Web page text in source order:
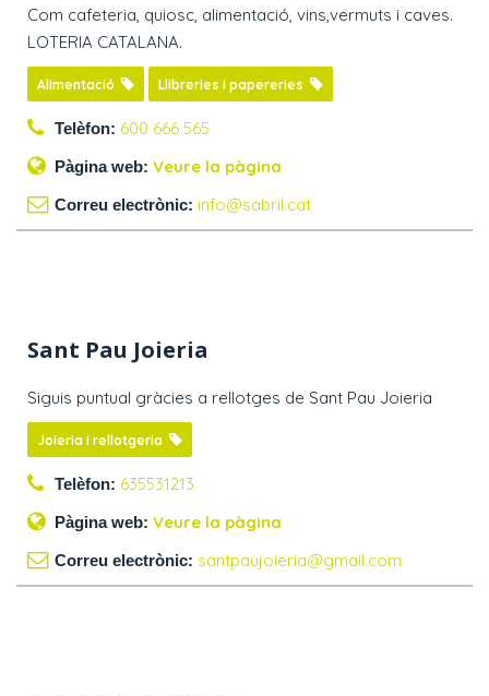
Com cafeteria, quiosc, alimentació, vins,vermuts i caves.
LOTERIA CATALANA.
Alimentació Llibreries i papereries
Telèfon: 600 666 565
Pàgina web: Veure la pàgina
Correu electrònic: info@sabril.cat
Sant Pau Joieria
Siguis puntual gràcies a rellotges de Sant Pau Joieria
Joieria i rellotgeria
Telèfon: 635531213
Pàgina web: Veure la pàgina
Correu electrònic: santpaujoieria@gmail.com